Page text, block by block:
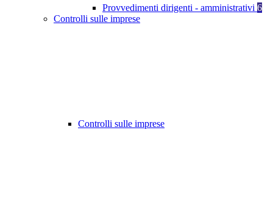
Provvedimenti dirigenti - amministrativi 6
Controlli sulle imprese
Controlli sulle imprese